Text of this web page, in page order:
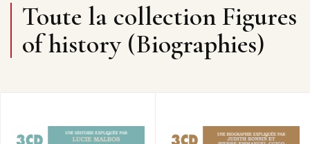
Toute la collection Figures
of history (Biographies)